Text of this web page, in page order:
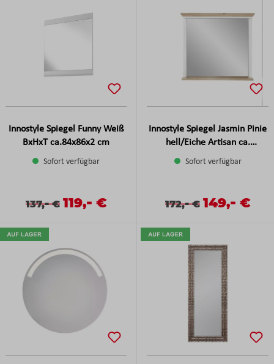
Innostyle Spiegel Funny Weiß
BxHxT ca.84x86x2 cm
Sofort verfügbar
Verkaufspreis:
Regulärer Preis:
137,-€ Verkaufspreis:
119,- €
Innostyle Spiegel Jasmin Pinie
hell/Eiche Artisan ca.
93x83x15 cm
Sofort verfügbar
Verkaufspreis:
Regulärer Preis:
172,-€ 149,- €